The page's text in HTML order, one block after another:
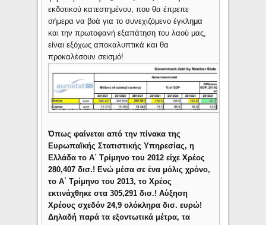
εκδοτικού κατεστημένου, που θα έπρεπε
σήμερα να βοά για το συνεχιζόμενο έγκλημα
και την πρωτοφανή εξαπάτηση του λαού μας,
είναι εξόχως αποκαλυπτικά και θα
προκαλέσουν σεισμό!
Όπως φαίνεται από την πίνακα της
Ευρωπαϊκής Στατιστικής Υπηρεσίας, η
Ελλάδα το Α΄ Τρίμηνο του 2012 είχε Χρέος
280,407 δισ.! Ενώ μέσα σε ένα μόλις χρόνο,
το Α΄ Τρίμηνο του 2013, το Χρέος
εκτινάχθηκε στα 305,291 δισ.! Αύξηση
Χρέους σχεδόν 24,9 ολόκληρα δισ. ευρώ!
Δηλαδή παρά τα εξοντωτικά μέτρα, τα